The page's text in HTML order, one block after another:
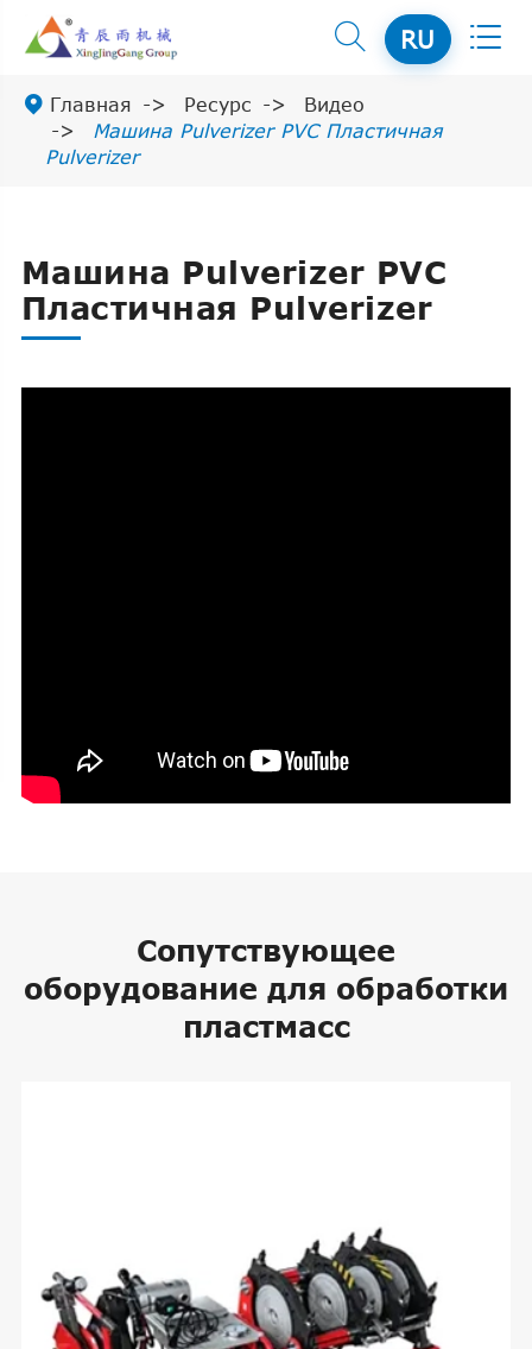
 RU 
 Главная Ресурс
Видео
Машина Pulverizer PVC Пластичная
Pulverizer
Машина Pulverizer PVC
Пластичная Pulverizer
Сопутствующее
оборудование для обработки
пластмасс